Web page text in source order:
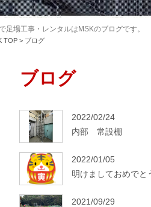
場工事・レンタルはMSKのブログです。
TOP > ブログ
ブログ
2022/02/24
内部 常設棚
2022/01/05
明けましておめでと
2021/09/29